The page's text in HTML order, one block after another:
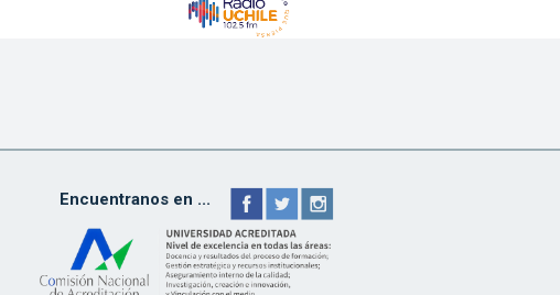
Encuentranos en ...